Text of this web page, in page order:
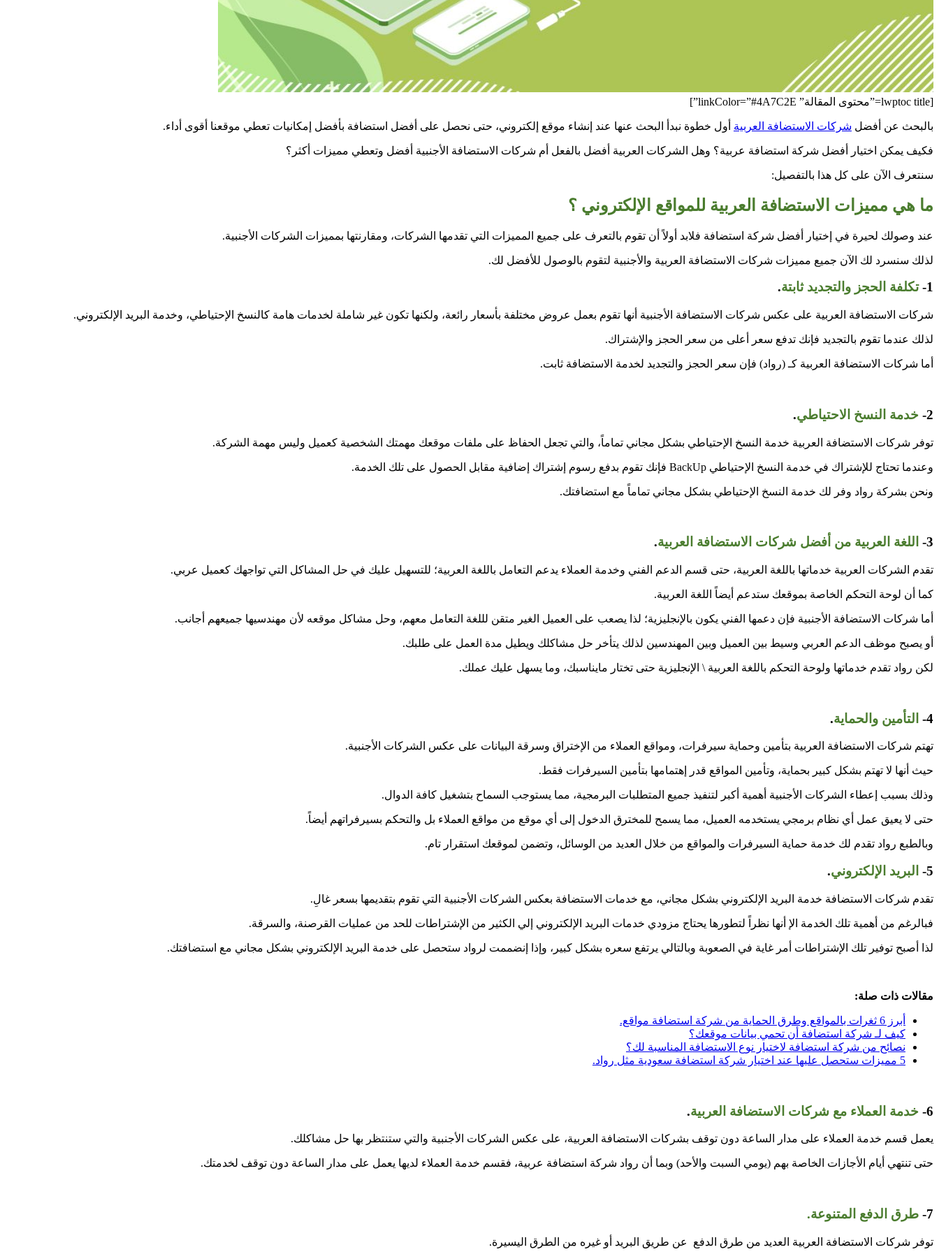
[lwptoc title=”محتوى المقالة” linkColor=”#4A7C2E”]
بالبحث عن أفضل شركات الاستضافة العربية أول خطوة نبدأ البحث عنها عند إنشاء موقع إلكتروني، حتى نحصل على أفضل استضافة بأفضل إمكانيات تعطي موقعنا أقوى أداء.
فكيف يمكن اختيار أفضل شركة استضافة عربية؟ وهل الشركات العربية أفضل بالفعل أم شركات الاستضافة الأجنبية أفضل وتعطي مميزات أكثر؟
سنتعرف الآن على كل هذا بالتفصيل:
ما هي مميزات الاستضافة العربية للمواقع الإلكتروني ؟
عند وصولك لحيرة في إختيار أفضل شركة استضافة فلابد أولاً أن تقوم بالتعرف على جميع المميزات التي تقدمها الشركات، ومقارنتها بمميزات الشركات الأجنبية.
لذلك سنسرد لك الآن جميع مميزات شركات الاستضافة العربية والأجنبية لتقوم بالوصول للأفضل لك.
1- تكلفة الحجز والتجديد ثابتة.
شركات الاستضافة العربية على عكس شركات الاستضافة الأجنبية أنها تقوم بعمل عروض مختلفة بأسعار رائعة، ولكنها تكون غير شاملة لخدمات هامة كالنسخ الإحتياطي، وخدمة البريد الإلكتروني.
لذلك عندما تقوم بالتجديد فإنك تدفع سعر أعلى من سعر الحجز والإشتراك.
أما شركات الاستضافة العربية كـ (رواد) فإن سعر الحجز والتجديد لخدمة الاستضافة ثابت.
2- خدمة النسخ الاحتياطي.
توفر شركات الاستضافة العربية خدمة النسخ الإحتياطي بشكل مجاني تماماً، والتي تجعل الحفاظ على ملفات موقعك مهمتك الشخصية كعميل وليس مهمة الشركة.
وعندما تحتاج للإشتراك في خدمة النسخ الإحتياطي BackUp فإنك تقوم بدفع رسوم إشتراك إضافية مقابل الحصول على تلك الخدمة.
ونحن بشركة رواد وفر لك خدمة النسخ الإحتياطي بشكل مجاني تماماً مع استضافتك.
3- اللغة العربية من أفضل شركات الاستضافة العربية.
تقدم الشركات العربية خدماتها باللغة العربية، حتى قسم الدعم الفني وخدمة العملاء يدعم التعامل باللغة العربية؛ للتسهيل عليك في حل المشاكل التي تواجهك كعميل عربي.
كما أن لوحة التحكم الخاصة بموقعك ستدعم أيضاً اللغة العربية.
أما شركات الاستضافة الأجنبية فإن دعمها الفني يكون بالإنجليزية؛ لذا يصعب على العميل الغير متقن لللغة التعامل معهم، وحل مشاكل موقعه لأن مهندسيها جميعهم أجانب.
أو يصبح موظف الدعم العربي وسيط بين العميل وبين المهندسين لذلك يتأخر حل مشاكلك ويطيل مدة العمل على طلبك.
لكن رواد تقدم خدماتها ولوحة التحكم باللغة العربية \ الإنجليزية حتى تختار مايناسبك، وما يسهل عليك عملك.
4- التأمين والحماية.
تهتم شركات الاستضافة العربية بتأمين وحماية سيرفرات، ومواقع العملاء من الإختراق وسرقة البيانات على عكس الشركات الأجنبية.
حيث أنها لا تهتم بشكل كبير بحماية، وتأمين المواقع قدر إهتمامها بتأمين السيرفرات فقط.
وذلك بسبب إعطاء الشركات الأجنبية أهمية أكبر لتنفيذ جميع المتطلبات البرمجية، مما يستوجب السماح بتشغيل كافة الدوال.
حتى لا يعيق عمل أي نظام برمجي يستخدمه العميل، مما يسمح للمخترق الدخول إلى أي موقع من مواقع العملاء بل والتحكم بسيرفراتهم أيضاً.
وبالطبع رواد تقدم لك خدمة حماية السيرفرات والمواقع من خلال العديد من الوسائل، وتضمن لموقعك استقرار تام.
5- البريد الإلكتروني.
تقدم شركات الاستضافة خدمة البريد الإلكتروني بشكل مجاني، مع خدمات الاستضافة بعكس الشركات الأجنبية التي تقوم بتقديمها بسعر غالِ.
فبالرغم من أهمية تلك الخدمة الإ أنها نظراً لتطورها يحتاج مزودي خدمات البريد الإلكتروني إلي الكثير من الإشتراطات للحد من عمليات القرصنة، والسرقة.
لذا أصبح توفير تلك الإشتراطات أمر غاية في الصعوبة وبالتالي يرتفع سعره بشكل كبير، وإذا إنضممت لرواد ستحصل على خدمة البريد الإلكتروني بشكل مجاني مع استضافتك.
مقالات ذات صلة:
أبرز 6 ثغرات بالمواقع وطرق الحماية من شركة استضافة مواقع.
كيف لـ شركة استضافة أن تحمي بيانات موقعك؟
نصائح من شركة استضافة لاختيار نوع الاستضافة المناسبة لك؟
5 مميزات ستحصل عليها عند اختيار شركة استضافة سعودية مثل رواد.
6- خدمة العملاء مع شركات الاستضافة العربية.
يعمل قسم خدمة العملاء على مدار الساعة دون توقف بشركات الاستضافة العربية، على عكس الشركات الأجنبية والتي ستنتظر بها حل مشاكلك.
حتى تنتهي أيام الأجازات الخاصة بهم (يومي السبت والأحد) وبما أن رواد شركة استضافة عربية، فقسم خدمة العملاء لديها يعمل على مدار الساعة دون توقف لخدمتك.
7- طرق الدفع المتنوعة.
توفر شركات الاستضافة العربية العديد من طرق الدفع عن طريق البريد أو غيره من الطرق اليسيرة.